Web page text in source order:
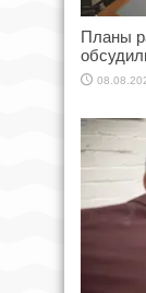
Планы